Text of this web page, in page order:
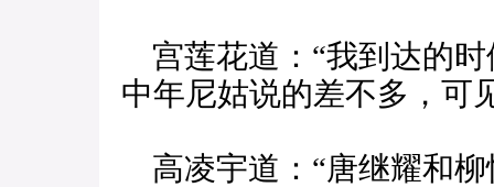
宫莲花道：“我到达的时
中年尼姑说的差不多，可
高凌宇道：“唐继耀和